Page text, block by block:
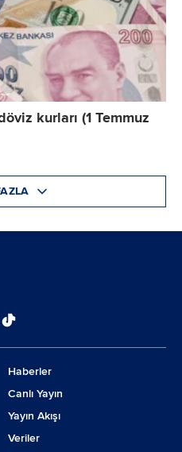
kurları (1 Temmuz
Haberler
Canlı Yayın
Yayın Akışı
Veriler